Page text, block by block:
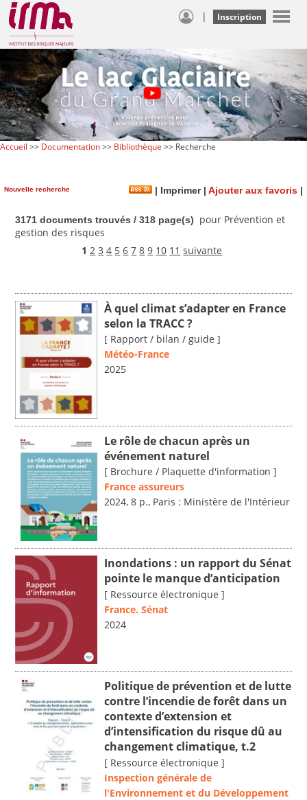
| Inscription
Accueil >> Documentation>> Bibliothèque >> Recherche
Nouvelle recherche | Imprimer| Ajouter aux favoris |
3171 documents trouvés / 318 page(s)
pour Prévention et
gestion des risques
1 2 3 4 5 6 7 8 9 10 11 suivante
À quel climat s’adapter en France
selon la TRACC ?
[ Rapport / bilan / guide ]
Météo-France
2025
Le rôle de chacun après un
événement naturel
[ Brochure / Plaquette d'information ]
France assureurs
2024, 8 p., Paris : Ministère de l'Intérieur
Inondations : un rapport du Sénat
pointe le manque d’anticipation
[ Ressource électronique ]
France. Sénat
2024
Politique de prévention et de lutte
contre l’incendie de forêt dans un
contexte d’extension et
d’intensification du risque dû au
changement climatique, t.2
[ Ressource électronique ]
Inspection générale de
l'Environnement et du Développement